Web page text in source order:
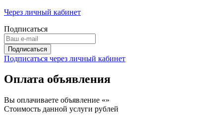
Через личный кабинет
Подписаться
Подписаться через личный кабинет
Оплата объявления
Вы оплачиваете объявление «»
Стоимость данной услуги рублей